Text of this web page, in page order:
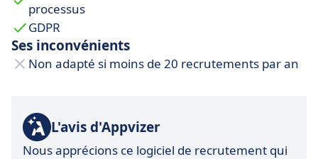
sécuriser les informations candidates, vous
assurant une conformité totale à la
réglementation.
Support client réactif
: Avec une équipe basée
accompagnement de proximité, rapide et
efficace pour répondre à toutes vos questions
et assurer un déploiement optimal.
processus
GDPR
Ses inconvénients
Non adapté si moins de 20 recrutements par an
L'avis d'Appvizer
Nous apprécions ce logiciel de recrutement qui